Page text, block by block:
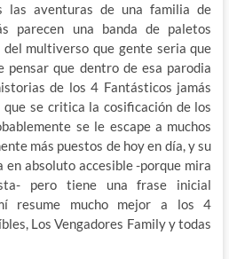
las aventuras de una familia de
parecen una banda de paletos
multiverso que gente seria que
pensar que dentro de esa parodia
de los 4 Fantásticos jamás
se critica la cosificación de los
se le escape a muchos
más puestos de hoy en día, y su
en absoluto accesible -porque mira
pero tiene una frase inicial
resume mucho mejor a los 4
Los Vengadores Family y todas